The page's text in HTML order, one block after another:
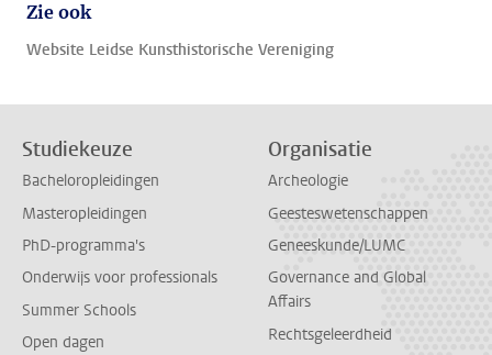
Zie ook
Website Leidse Kunsthistorische Vereniging
Studiekeuze
Bacheloropleidingen
Masteropleidingen
PhD-programma's
Onderwijs voor professionals
Summer Schools
Open dagen
Organisatie
Archeologie
Geesteswetenschappen
Geneeskunde/LUMC
Governance and Global
Affairs
Rechtsgeleerdheid